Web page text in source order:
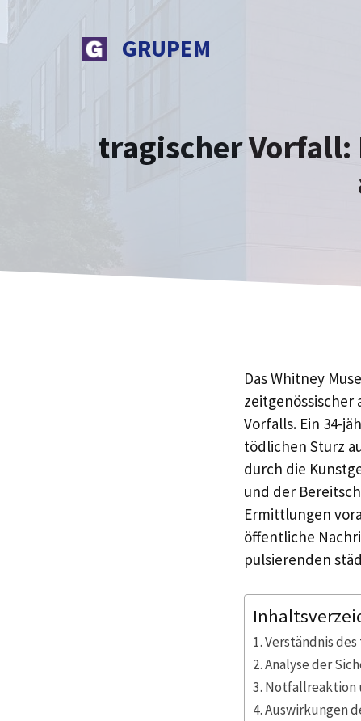
Inhalt
GRUPEM
tragischer Vorfall:
Das Whitney
zeitgenössischer
Vorfalls. Ein 34-
tödlichen Sturz
durch die
und der
Ermittlungen
öffentliche
pulsierenden
Verständnis
Analyse der
Notfallreaktion
Auswirkungen